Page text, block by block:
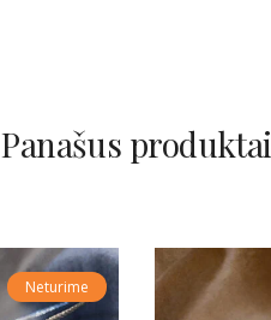
Panašus produktai
Neturime